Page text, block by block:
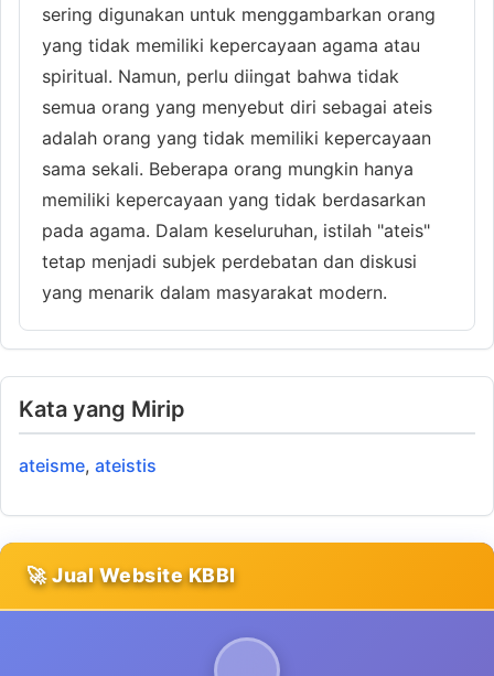
sering digunakan untuk menggambarkan orang
yang tidak memiliki kepercayaan agama atau
spiritual. Namun, perlu diingat bahwa tidak
semua orang yang menyebut diri sebagai ateis
adalah orang yang tidak memiliki kepercayaan
sama sekali. Beberapa orang mungkin hanya
memiliki kepercayaan yang tidak berdasarkan
pada agama. Dalam keseluruhan, istilah "ateis"
tetap menjadi subjek perdebatan dan diskusi
yang menarik dalam masyarakat modern.
Kata yang Mirip
ateisme, ateistis
🚀 Jual Website KBBI